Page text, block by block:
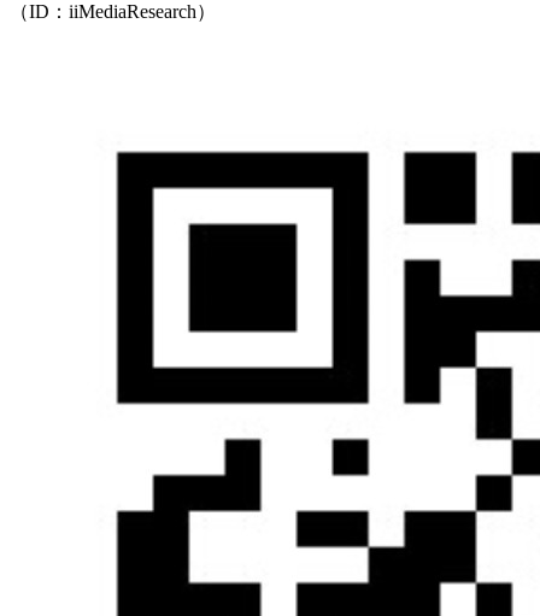
（ID：iiMediaResearch）